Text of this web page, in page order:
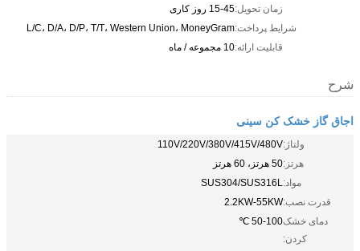
زمان تحویل:15-45 روز کاری
شرایط پرداخت:L/C، D/A، D/P، T/T، Western Union، MoneyGram
قابلیت ارائه:10 مجموعه / ماه
شرح
اجاق گاز خشک کن سینی
ولتاژ:110V/220V/380V/415V/480V
هرتز:50 هرتز، 60 هرتز
مواد:SUS304/SUS316L
قدرت نصب:2.2KW-55KW
دمای خشک
کردن:
50-100 ℃